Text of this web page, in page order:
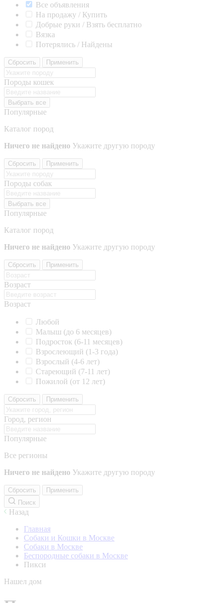
Все объявления
На продажу / Купить
Добрые руки / Взять бесплатно
Вязка
Потерялись / Найдены
Сбросить Применить
Породы кошек
Выбрать все
Популярные
Каталог пород
Ничего не найдено Укажите другую породу
Сбросить Применить
Породы собак
Выбрать все
Популярные
Каталог пород
Ничего не найдено Укажите другую породу
Сбросить Применить
Возраст
Возраст
Любой
Малыш (до 6 месяцев)
Подросток (6-11 месяцев)
Взрослеющий (1-3 года)
Взрослый (4-6 лет)
Стареющий (7-11 лет)
Пожилой (от 12 лет)
Сбросить Применить
Город, регион
Популярные
Все регионы
Ничего не найдено Укажите другую породу
Сбросить
Применить
Поиск
Назад
Главная
Собаки и Кошки в Москве
Собаки в Москве
Беспородные собаки в Москве
Пикси
Нашел дом